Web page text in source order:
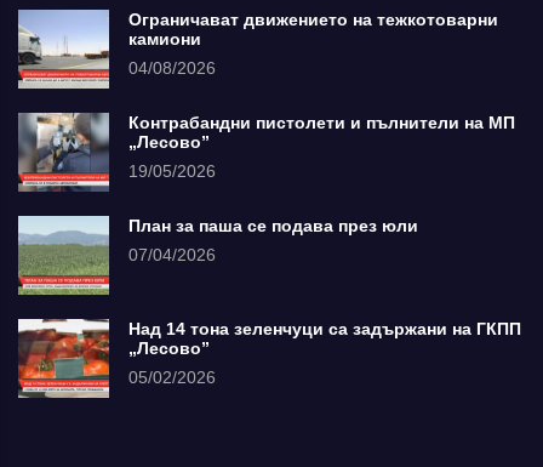
Ограничават движението на тежкотоварни
камиони
04/08/2026
Контрабандни пистолети и пълнители на МП
„Лесово”
19/05/2026
План за паша се подава през юли
07/04/2026
Над 14 тона зеленчуци са задържани на ГКПП
„Лесово”
05/02/2026